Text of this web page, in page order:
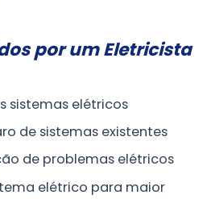
por um Eletricista
sistemas elétricos
de sistemas existentes
de problemas elétricos
elétrico para maior